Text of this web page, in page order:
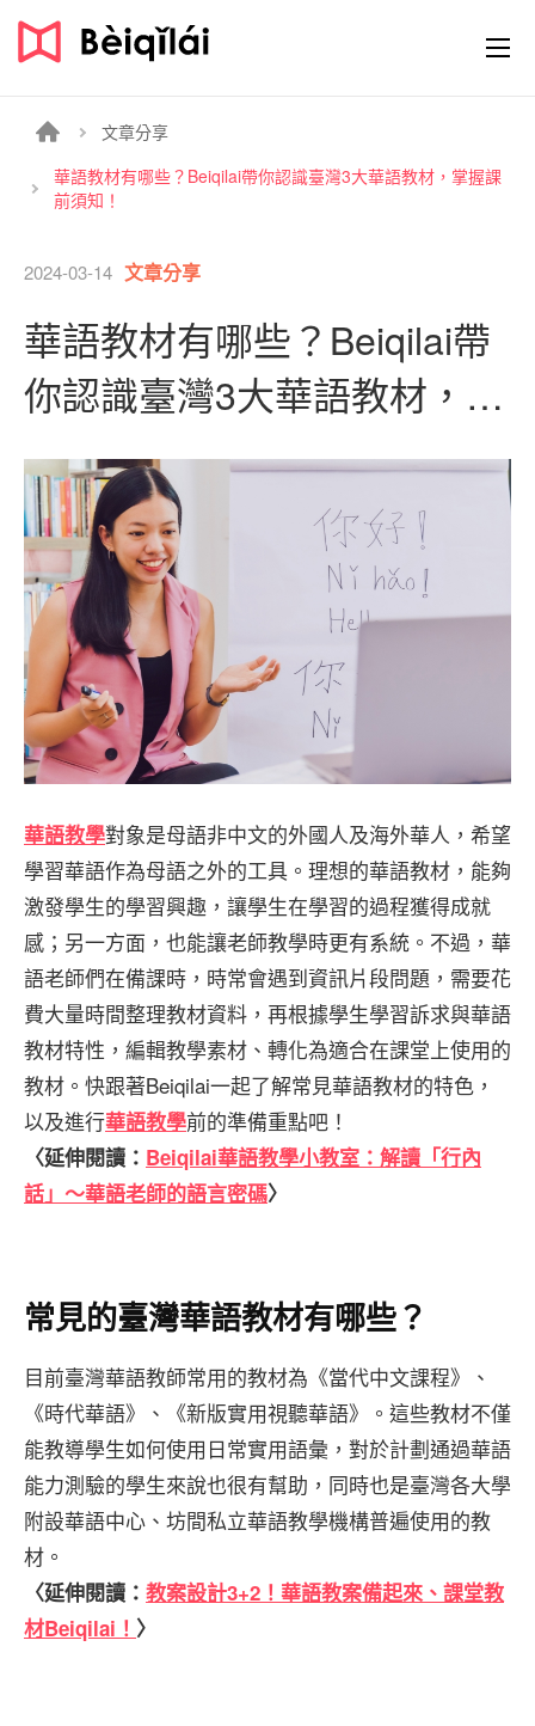
文章分享
華語教材有哪些？Beiqilai帶你認識臺灣3大華語教材，掌握課
前須知！
2024-03-14 文章分享
華語教材有哪些？Beiqilai帶
你認識臺灣3大華語教材，掌
握課前須知！
華語教學對象是母語非中文的外國人及海外華人，希望
學習華語作為母語之外的工具。理想的華語教材，能夠
激發學生的學習興趣，讓學生在學習的過程獲得成就
感；另一方面，也能讓老師教學時更有系統。不過，華
語老師們在備課時，時常會遇到資訊片段問題，需要花
費大量時間整理教材資料，再根據學生學習訴求與華語
教材特性，編輯教學素材、轉化為適合在課堂上使用的
教材。快跟著Beiqilai一起了解常見華語教材的特色，
以及進行華語教學前的準備重點吧！
〈延伸閱讀： Beiqilai華語教學小教室：解讀「行內
話」～華語老師的語言密碼〉
常見的臺灣華語教材有哪些？
目前臺灣華語教師常用的教材為《當代中文課程》、
《時代華語》、《新版實用視聽華語》。這些教材不僅
能教導學生如何使用日常實用語彙，對於計劃通過華語
能力測驗的學生來說也很有幫助，同時也是臺灣各大學
附設華語中心、坊間私立華語教學機構普遍使用的教
材。
〈延伸閱讀： 教案設計3+2！華語教案備起來、課堂教
材Beiqilai！ 〉